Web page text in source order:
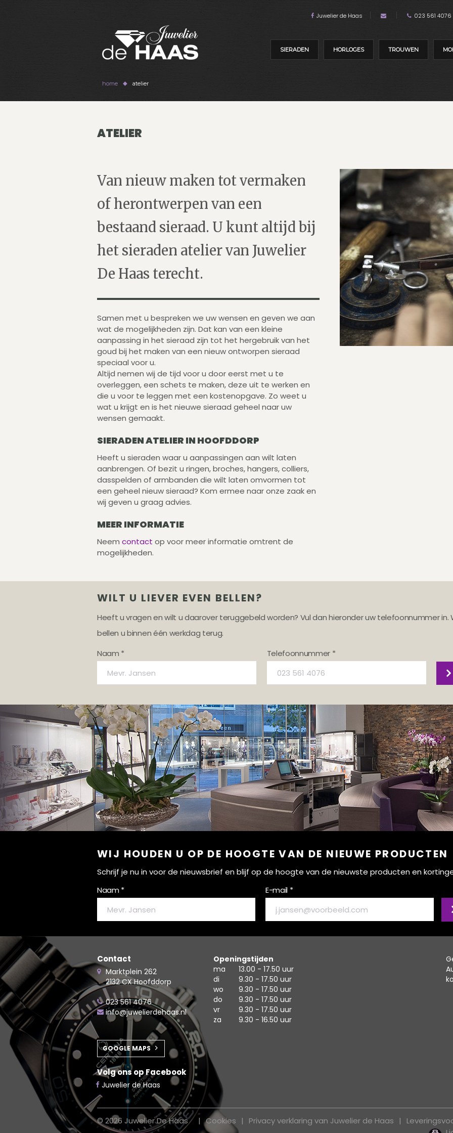
Juwelier de Haas 023 561 4076
SIERADEN HORLOGES TROUWEN
home atelier
ATELIER
Van nieuw maken tot vermaken
of herontwerpen van een
bestaand sieraad. U kunt altijd bij
het sieraden atelier van Juwelier
De Haas terecht.
Samen met u bespreken we uw wensen en geven we aan
wat de mogelijkheden zijn. Dat kan van een kleine
aanpassing in het sieraad zijn tot het hergebruik van het
goud bij het maken van een nieuw ontworpen sieraad
speciaal voor u.
Altijd nemen wij de tijd voor u door eerst met u te
overleggen, een schets te maken, deze uit te werken en
die u voor te leggen met een kostenopgave. Zo weet u
wat u krijgt en is het nieuwe sieraad geheel naar uw
wensen gemaakt.
SIERADEN ATELIER IN HOOFDDORP
Heeft u sieraden waar u aanpassingen aan wilt laten
aanbrengen. Of bezit u ringen, broches, hangers, colliers,
dasspelden of armbanden die wilt laten omvormen tot
een geheel nieuw sieraad? Kom ermee naar onze zaak en
wij geven u graag advies.
MEER INFORMATIE
Neem contact op voor meer informatie omtrent de
mogelijkheden.
WILT U LIEVER EVEN BELLEN?
Heeft u vragen en wilt u daarover teruggebeld worden? Vul dan hieronder uw telefoonnummer in.
bellen u binnen één werkdag terug.
Naam *
Telefoonnummer *
WIJ HOUDEN U OP DE HOOGTE VAN DE NIEUWE PRODUCTEN
Schrijf je nu in voor de nieuwsbrief en blijf op de hoogte van de nieuwste producten en
Naam *
E-mail *
Contact
Marktplein 262
2132 CX Hoofddorp
023 561 4076
info@juwelierdehaas.nl
GOOGLE MAPS
Volg ons op Facebook
Juwelier de Haas
Openingstijden
ma
13.00 - 17.50 uur
di
9.30 - 17.50 uur
wo
9.30 - 17.50 uur
do
9.30 - 17.50 uur
vr
9.30 - 17.50 uur
za
9.30 - 16.50 uur
© 2026 Juwelier De Haas Cookies Privacy verklaring van Juwelier de Haas